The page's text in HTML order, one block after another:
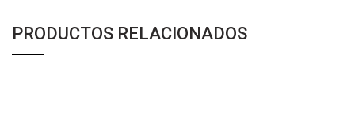
PRODUCTOS RELACIONADOS